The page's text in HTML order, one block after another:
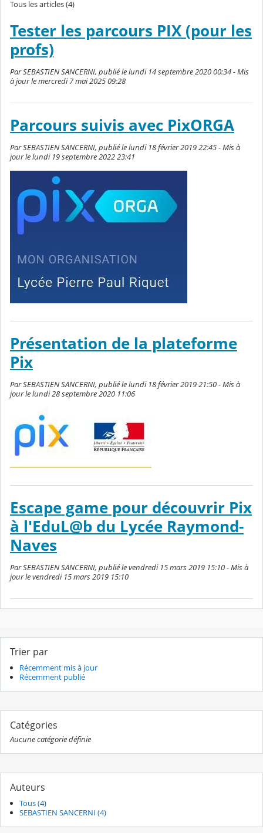
Tous les articles (4)
Tester les parcours PIX (pour les
profs)
Par SEBASTIEN SANCERNI, publié le lundi 14 septembre 2020 00:34 - Mis
à jour le mercredi 7 mai 2025 09:28
Parcours suivis avec PixORGA
Par SEBASTIEN SANCERNI, publié le lundi 18 février 2019 22:45 - Mis à
jour le lundi 19 septembre 2022 23:41
Présentation de la plateforme
Pix
Par SEBASTIEN SANCERNI, publié le lundi 18 février 2019 21:50 - Mis à
jour le lundi 28 septembre 2020 11:06
Escape game pour découvrir Pix
à l'EduL@b du Lycée Raymond-
Naves
Par SEBASTIEN SANCERNI, publié le vendredi 15 mars 2019 15:10 - Mis à
jour le vendredi 15 mars 2019 15:10
Trier par
Récemment mis à jour
Récemment publié
Catégories
Aucune catégorie définie
Auteurs
Tous (4)
SEBASTIEN SANCERNI (4)